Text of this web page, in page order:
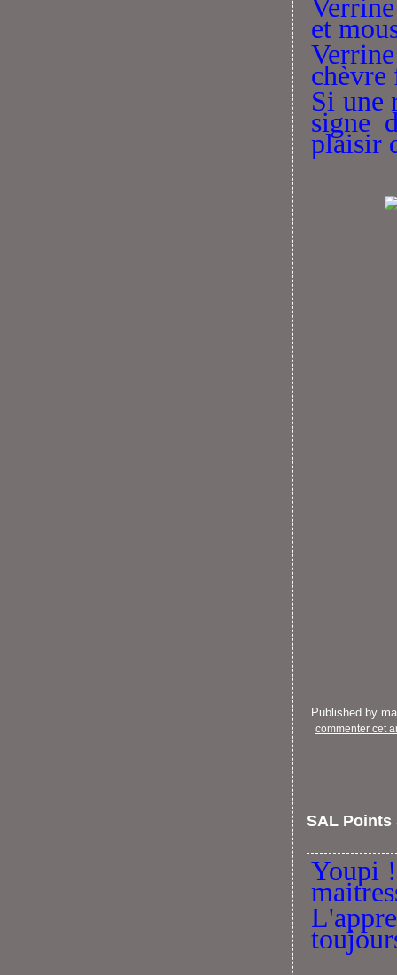
et
chèvre
Si une
signe
plaisir
Published by
commenter cet
SAL Points
Youpi